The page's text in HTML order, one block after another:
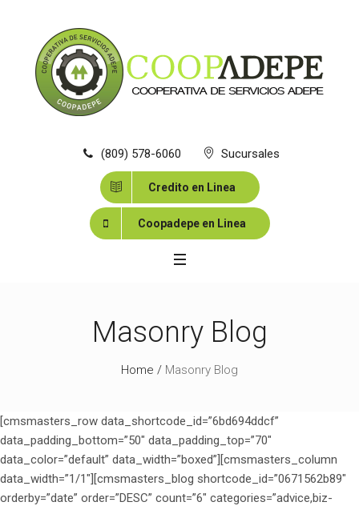
(809) 578-6060 Sucursales
Credito en Linea
Coopadepe en Linea
Masonry Blog
Home / Masonry Blog
[cmsmasters_row data_shortcode_id=”6bd694ddcf”
data_padding_bottom=”50″ data_padding_top=”70″
data_color=”default” data_width=”boxed”][cmsmasters_column
data_width=”1/1″][cmsmasters_blog shortcode_id=”0671562b89″
orderby=”date” order=”DESC” count=”6″ categories=”advice,biz-